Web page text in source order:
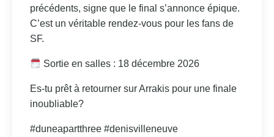
précédents, signe que le final s’annonce épique.
C’est un véritable rendez‑vous pour les fans de
SF.
Sortie en salles : 18 décembre 2026
Es-tu prêt à retourner sur Arrakis pour une finale
inoubliable?
#duneapartthree #denisvilleneuve